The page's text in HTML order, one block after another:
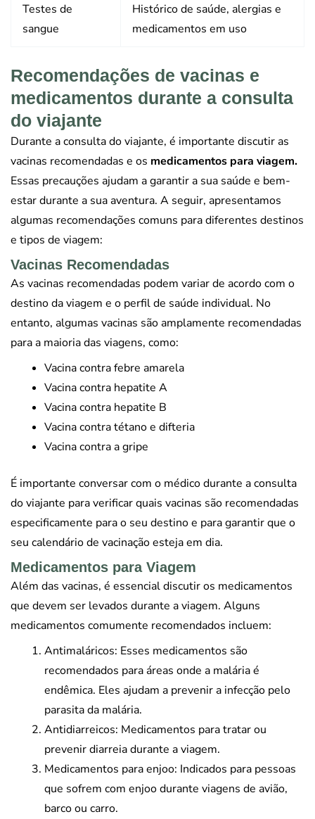
Testes de
sangue
Histórico de saúde, alergias e
medicamentos em uso
Recomendações de vacinas e
medicamentos durante a consulta
do viajante
Durante a consulta do viajante, é importante discutir as
vacinas recomendadas e os medicamentos para viagem.
Essas precauções ajudam a garantir a sua saúde e bem-
estar durante a sua aventura. A seguir, apresentamos
algumas recomendações comuns para diferentes destinos
e tipos de viagem:
Vacinas Recomendadas
As vacinas recomendadas podem variar de acordo com o
destino da viagem e o perfil de saúde individual. No
entanto, algumas vacinas são amplamente recomendadas
para a maioria das viagens, como:
Vacina contra febre amarela
Vacina contra hepatite A
Vacina contra hepatite B
Vacina contra tétano e difteria
Vacina contra a gripe
É importante conversar com o médico durante a consulta
do viajante para verificar quais vacinas são recomendadas
especificamente para o seu destino e para garantir que o
seu calendário de vacinação esteja em dia.
Medicamentos para Viagem
Além das vacinas, é essencial discutir os medicamentos
que devem ser levados durante a viagem. Alguns
medicamentos comumente recomendados incluem:
Antimaláricos: Esses medicamentos são
recomendados para áreas onde a malária é
endêmica. Eles ajudam a prevenir a infecção pelo
parasita da malária.
Antidiarreicos: Medicamentos para tratar ou
prevenir diarreia durante a viagem.
Medicamentos para enjoo: Indicados para pessoas
que sofrem com enjoo durante viagens de avião,
barco ou carro.